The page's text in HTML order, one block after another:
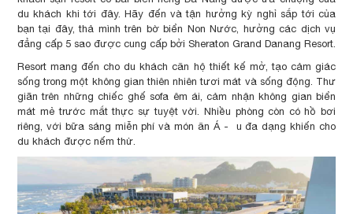
du khách khi tới đây. Hãy đến và tận hưởng kỳ nghỉ sắp tới của
bạn tại đây, thả mình trên bờ biển Non Nước, hưởng các dịch vụ
đẳng cấp 5 sao được cung cấp bởi Sheraton Grand Danang Resort.
Resort mang đến cho du khách căn hộ thiết kế mở, tạo cảm giác
sống trong một không gian thiên nhiên tươi mát và sống động. Thư
giãn trên những chiếc ghế sofa êm ái, cảm nhận không gian biển
mát mẻ trước mắt thực sự tuyệt vời. Nhiều phòng còn có hồ bơi
riêng, với bữa sáng miễn phí và món ăn Á - u đa dạng khiến cho
du khách được nếm thử.